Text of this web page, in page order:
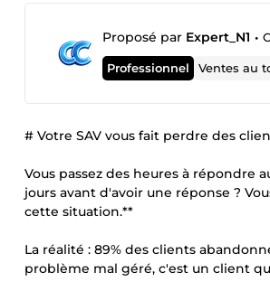
Proposé par Expert_N1 •
Professionnel Ventes au
# Votre SAV vous fait perdre des
Vous passez des heures à répondre
jours avant d'avoir une réponse ?
cette situation.**
La réalité : 89% des clients
problème mal géré, c'est un client